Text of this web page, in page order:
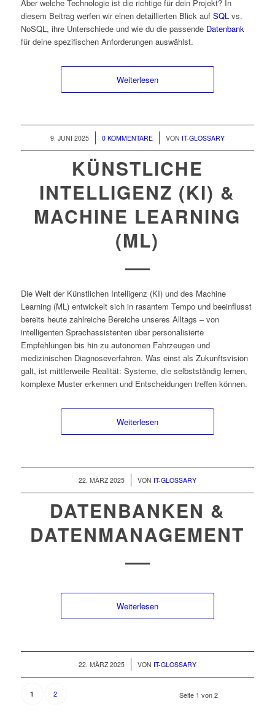
Aber welche Technologie ist die richtige für dein Projekt? In
diesem Beitrag werfen wir einen detaillierten Blick auf SQLvs.
NoSQL, ihre Unterschiede und wie du die passende Datenbank
für deine spezifischen Anforderungen auswählst.
Weiterlesen
9. JUNI 2025
/ 0 KOMMENTARE
/ VON IT-GLOSSARY
KÜNSTLICHE
INTELLIGENZ (KI) &
MACHINE LEARNING
(ML)
Die Welt der Künstlichen Intelligenz (KI) und des Machine
Learning (ML) entwickelt sich in rasantem Tempo und beeinflusst
bereits heute zahlreiche Bereiche unseres Alltags – von
intelligenten Sprachassistenten über personalisierte
Empfehlungen bis hin zu autonomen Fahrzeugen und
medizinischen Diagnoseverfahren. Was einst als Zukunftsvision
galt, ist mittlerweile Realität: Systeme, die selbstständig lernen,
komplexe Muster erkennen und Entscheidungen treffen können.
Weiterlesen
22. MÄRZ 2025
/ VON IT-GLOSSARY
DATENBANKEN &
DATENMANAGEMENT
Weiterlesen
22. MÄRZ 2025
/ VON IT-GLOSSARY
Seite 1 von 2
1 2